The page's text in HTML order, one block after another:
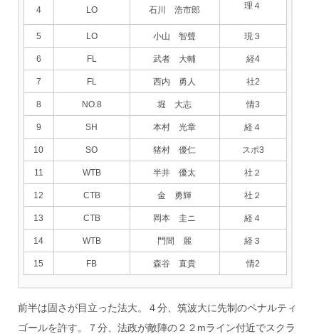
4 LO 石川 浩市郎 理４
5 LO 小山 智聲 現３
6 FL 武者 大輔 経4
7 FL 西内 勇人 社2
8 NO.8 堀 大志 情3
9 SH 本村 光章 経４
10 SO 猪村 優仁 スポ3
11 WTB 半井 優太 社２
12 CTB 金 勇輝 社２
13 CTB 岡本 圭ニ 経４
14 WTB 門間 麗 経３
15 FB 森谷 直貴 情2
前半は固さが目立った法大。４分、筑波大に先制のペナルティ
ゴールを許す。７分、法政が敵陣の２２mライン付近でスクラ